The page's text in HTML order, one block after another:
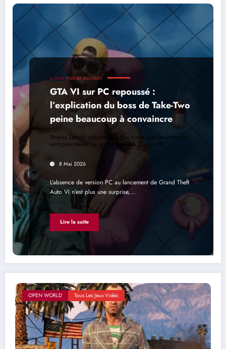
A VENIR TOUS LES JEUX VIDÉO
GTA VI sur PC repoussé :
l’explication du boss de Take-Two
peine beaucoup à convaincre
Strauss Zelnick reconnaît plus ou moins que les consoles
sont prioritaires, au grand dam des joueurs PC
8 Mai 2026
L’absence de version PC au lancement de Grand Theft
Auto VI n’est plus une surprise,…
Lire la suite
OPEN WORLD Tous Les Jeux Vidéo